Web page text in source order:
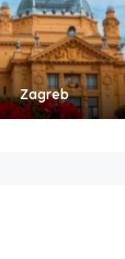
Zagreb